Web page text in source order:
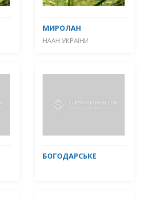
МИРОЛАН
НААН УКРАЇНИ
БОГОДАРСЬКЕ